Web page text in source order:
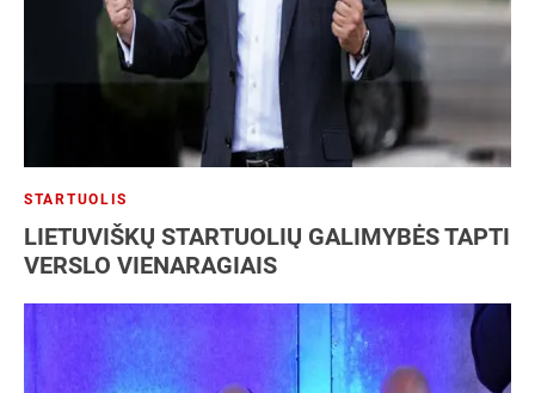
STARTUOLIS
LIETUVIŠKŲ STARTUOLIŲ GALIMYBĖS TAPTI
VERSLO VIENARAGIAIS